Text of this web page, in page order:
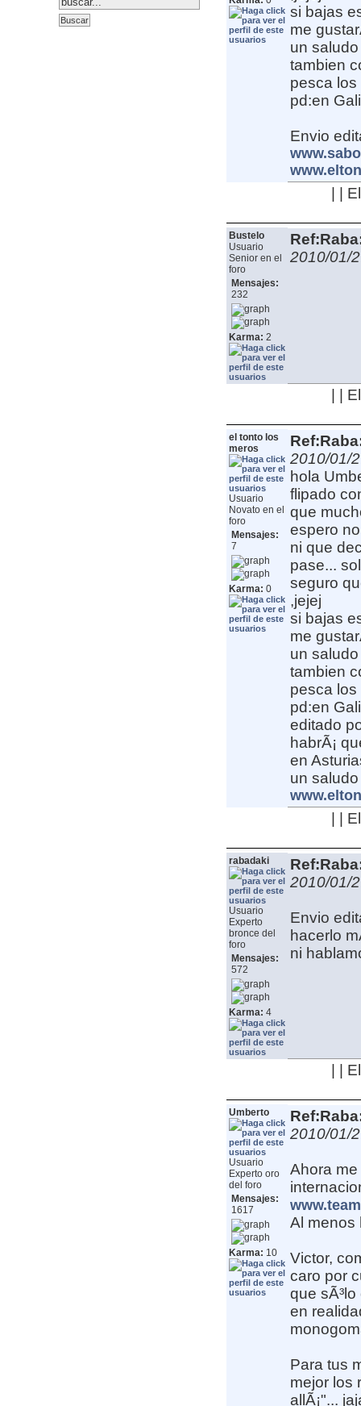
si bajas
me
un
tambien
pesca los
pd:en
Envio
| |
Bustelo
Usuario
Senior en el
foro
Mensajes:
232
Karma: 2
2010/01/
| |
el tonto los
meros
Usuario
Novato en el
foro
Mensajes:
7
Karma: 0
2010/01/
hola
flipado
que
espero
ni que
pase...
seguro
,jejej
si bajas
me
un
tambien
pesca los
pd:en
editado
habrÃ¡
en
un saludo
| |
rabadaki
Usuario
Experto
bronce del
foro
Mensajes:
572
Karma: 4
2010/01/
Envio
hacerlo
ni
| |
Umberto
Usuario
Experto oro
del foro
Mensajes:
1617
Karma: 10
2010/01/
Ahora
Al menos
Victor,
caro por
que
en
Para tus
mejor los
allÃ¡"...